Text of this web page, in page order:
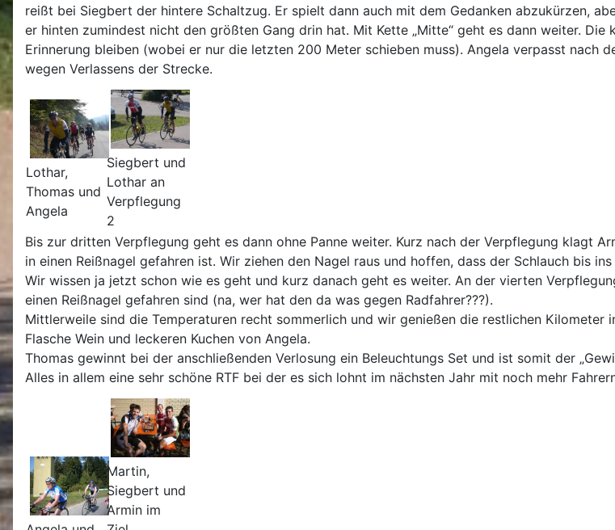
reißt bei Siegbert der hintere Schaltzug. Er spielt dann auch mit dem Gedanken abzukürzen,
er hinten zumindest nicht den größten Gang drin hat. Mit Kette „Mitte“ geht es dann weiter.
Erinnerung bleiben (wobei er nur die letzten 200 Meter schieben muss). Angela verpasst nach
wegen Verlassens der Strecke.
Lothar,
Thomas und
Angela
Siegbert und
Lothar an
Verpflegung
2
Bis zur dritten Verpflegung geht es dann ohne Panne weiter. Kurz nach der Verpflegung klagt
in einen Reißnagel gefahren ist. Wir ziehen den Nagel raus und hoffen, dass der Schlauch bis
Wir wissen ja jetzt schon wie es geht und kurz danach geht es weiter. An der vierten
einen Reißnagel gefahren sind (na, wer hat den da was gegen Radfahrer???).
Mittlerweile sind die Temperaturen recht sommerlich und wir genießen die restlichen
Flasche Wein und leckeren Kuchen von Angela.
Thomas gewinnt bei der anschließenden Verlosung ein Beleuchtungs Set und ist somit der
Alles in allem eine sehr schöne RTF bei der es sich lohnt im nächsten Jahr mit noch mehr
Martin,
Siegbert und
Armin im